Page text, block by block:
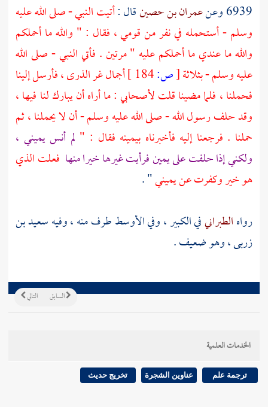
6939 وعن عمران بن حصينقال :أتيت النبي - صلى الله عليه
وسلم - أستحمله في نفر من قومي ، فقال : " والله ما أحملكم
والله ما عندي ما أحملكم عليه " مرتين . فأتي النبي - صلى الله
عليه وسلم - بثلاثة[ص:
أجمال غر الذرى ، فأرسل إلينا
فحملنا ، فلما مضينا قلت لأصحابي : ما أراه أن يبارك لنا فيها ،
وقد حلف رسول الله - صلى الله عليه وسلم - أن لا يحملنا ، ثم
حملنا . فرجعنا إليه فأخبرناه بيمينه فقال : " لم أنس يميني ،
ولكني إذا حلفت على يمين فرأيت غيرها خيرا منها فعلت الذي
هو خير وكفرت عن يميني" .
رواهالطبرانيفي الكبير ، وفي الأوسط طرف منه ، وفيهسعيد بن
زربى، وهو ضعيف .
التالي السابق
الخدمات العلمية
ترجمة علم عناوين الشجرة تخريج حديث